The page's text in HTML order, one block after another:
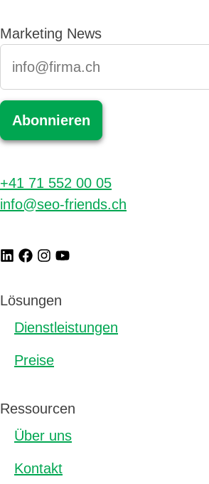
Marketing News
+41 71 552 00 05
info@seo-friends.ch
Lösungen
Dienstleistungen
Preise
Ressourcen
Über uns
Kontakt